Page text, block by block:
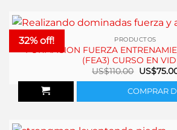
32% off! PRODUCTOS
FORMACION FUERZA
(FEA3) CURSO EN
US$110.00 El
precio
original
era:
US$
COMPRAR